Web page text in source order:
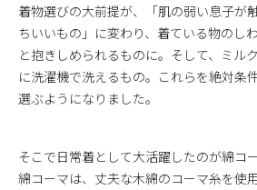
着物選びの大前提が、「肌の弱い息子が
ちいいもの」に変わり、着ている物のし
と抱きしめられるものに。そして、ミル
に洗濯機で洗えるもの。これらを絶対条
選ぶようになりました。
そこで日常着として大活躍したのが綿コ
綿コーマは、丈夫な木綿のコーマ糸を使